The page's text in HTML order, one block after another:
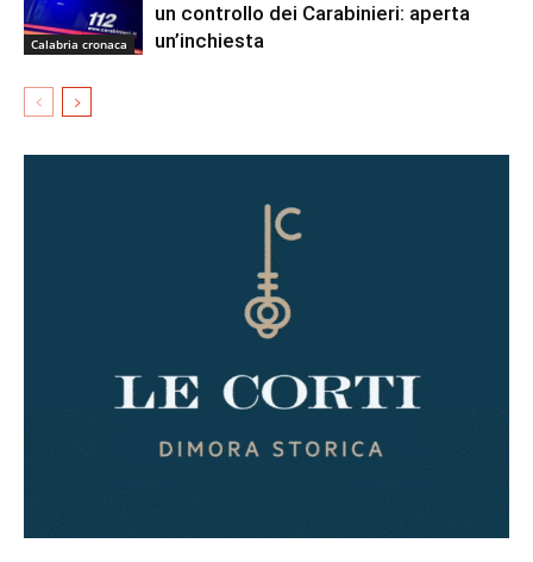
Calabria cronaca
un controllo dei Carabinieri: aperta
un’inchiesta